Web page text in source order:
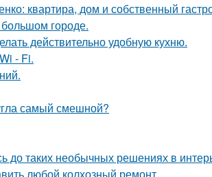
квартира, дом и собственный
городе.
действительно удобную кухню.
- Fi.
самый смешной?
до таких необычных решениях в